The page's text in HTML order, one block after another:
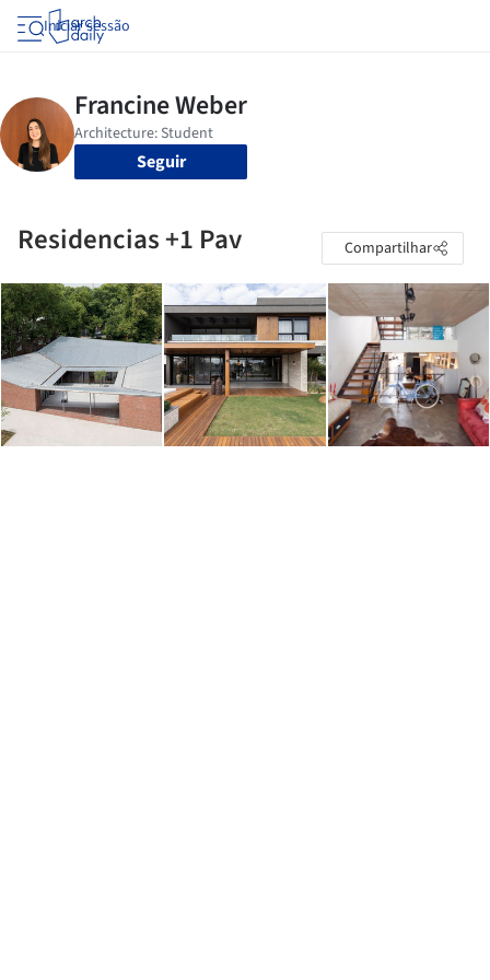
Iniciar sessão
Seguir
Residencias +1 Pav Compartilhar